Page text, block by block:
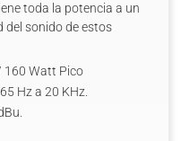
toda la potencia a un
del sonido de estos
160 Watt Pico
Hz a 20 KHz.